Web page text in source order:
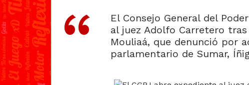
El Consejo General del
al juez Adolfo Carretero
Mouliaá, que denunció por
parlamentario de Sumar,